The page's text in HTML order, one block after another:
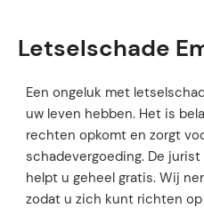
Letselschade
Een ongeluk met
uw leven hebben. Het is
rechten opkomt en zorgt
schadevergoeding. De
helpt u geheel gratis. Wij
zodat u zich kunt richten